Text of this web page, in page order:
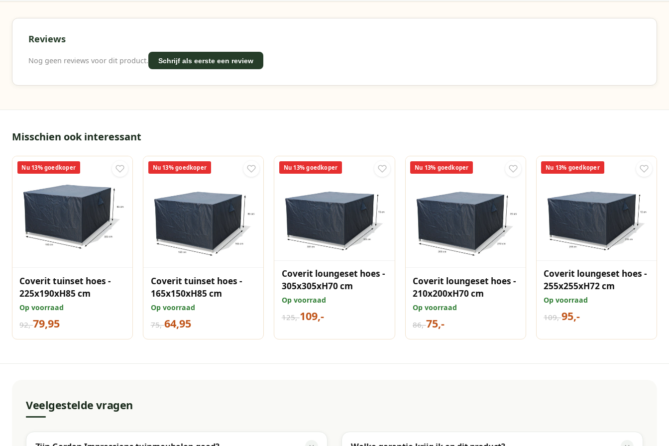
Reviews
Nog geen reviews voor dit product. Schrijf als eerste een review
Misschien ook interessant
Nu 13% goedkoper
Coverit tuinset hoes -
225x190xH85 cm
Op voorraad
92,-79,95
Nu 13% goedkoper
Coverit tuinset hoes -
165x150xH85 cm
Op voorraad
75,-64,95
Nu 13% goedkoper
Coverit loungeset hoes -
305x305xH70 cm
Op voorraad
125,-109,-
Nu 13% goedkoper
Coverit loungeset hoes -
210x200xH70 cm
Op voorraad
86,-75,-
Nu 13% goedkoper
Coverit loungeset hoes -
255x255xH72 cm
Op voorraad
109,-95,-
Veelgestelde vragen